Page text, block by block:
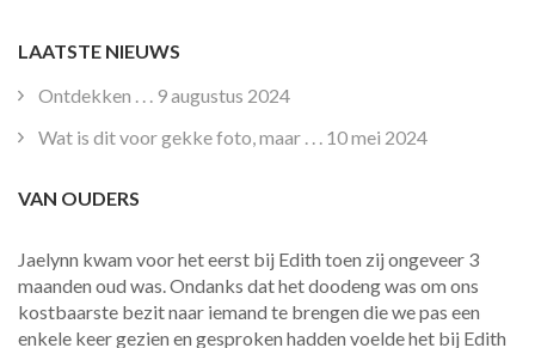
LAATSTE NIEUWS
Ontdekken . . . 9 augustus 2024
Wat is dit voor gekke foto, maar . . . 10 mei 2024
VAN OUDERS
Jaelynn kwam voor het eerst bij Edith toen zij ongeveer 3
maanden oud was. Ondanks dat het doodeng was om ons
kostbaarste bezit naar iemand te brengen die we pas een
enkele keer gezien en gesproken hadden voelde het bij Edith